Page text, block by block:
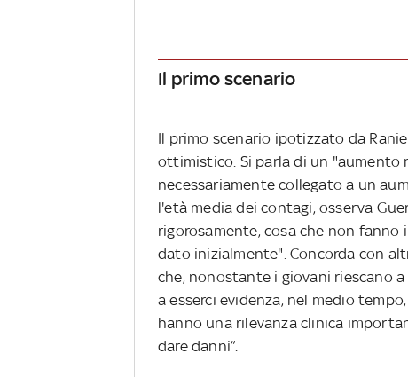
Il primo scenario
Il primo scenario ipotizzato da
ottimistico. Si parla di un "aumento
necessariamente collegato a un
l'età media dei contagi, osserva
rigorosamente, cosa che non fanno
dato inizialmente". Concorda con
che, nonostante i giovani riescano a
a esserci evidenza, nel medio
hanno una rilevanza clinica
dare danni”.